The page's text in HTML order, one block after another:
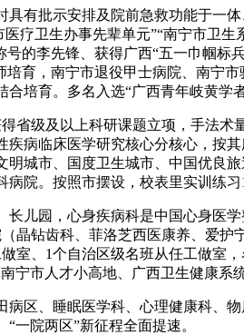
批示安排及院前急救功能于一体
医疗卫生办事先辈单元”“南宁市卫
号的李先锋、获得广西“五一巾帼
培育，南宁市退役甲士病院、南宁
培育。多名入选“广西青年岐黄学
级及以上科研课题立项，手法术
疾病临床医学研究核心分核心，按
明城市、国度卫生城市、中国优良
院。按照市摆设，校表里实训练习
园，心身疾病科是中国心身医学
晶钻齿科、菲洛芝西医康养、爱
室、1个自治区级名班从任工做室
宁市人才小高地、广西卫生健康系
、睡眠医学科、心理健康科、物
一院两区”新征程全面提速。